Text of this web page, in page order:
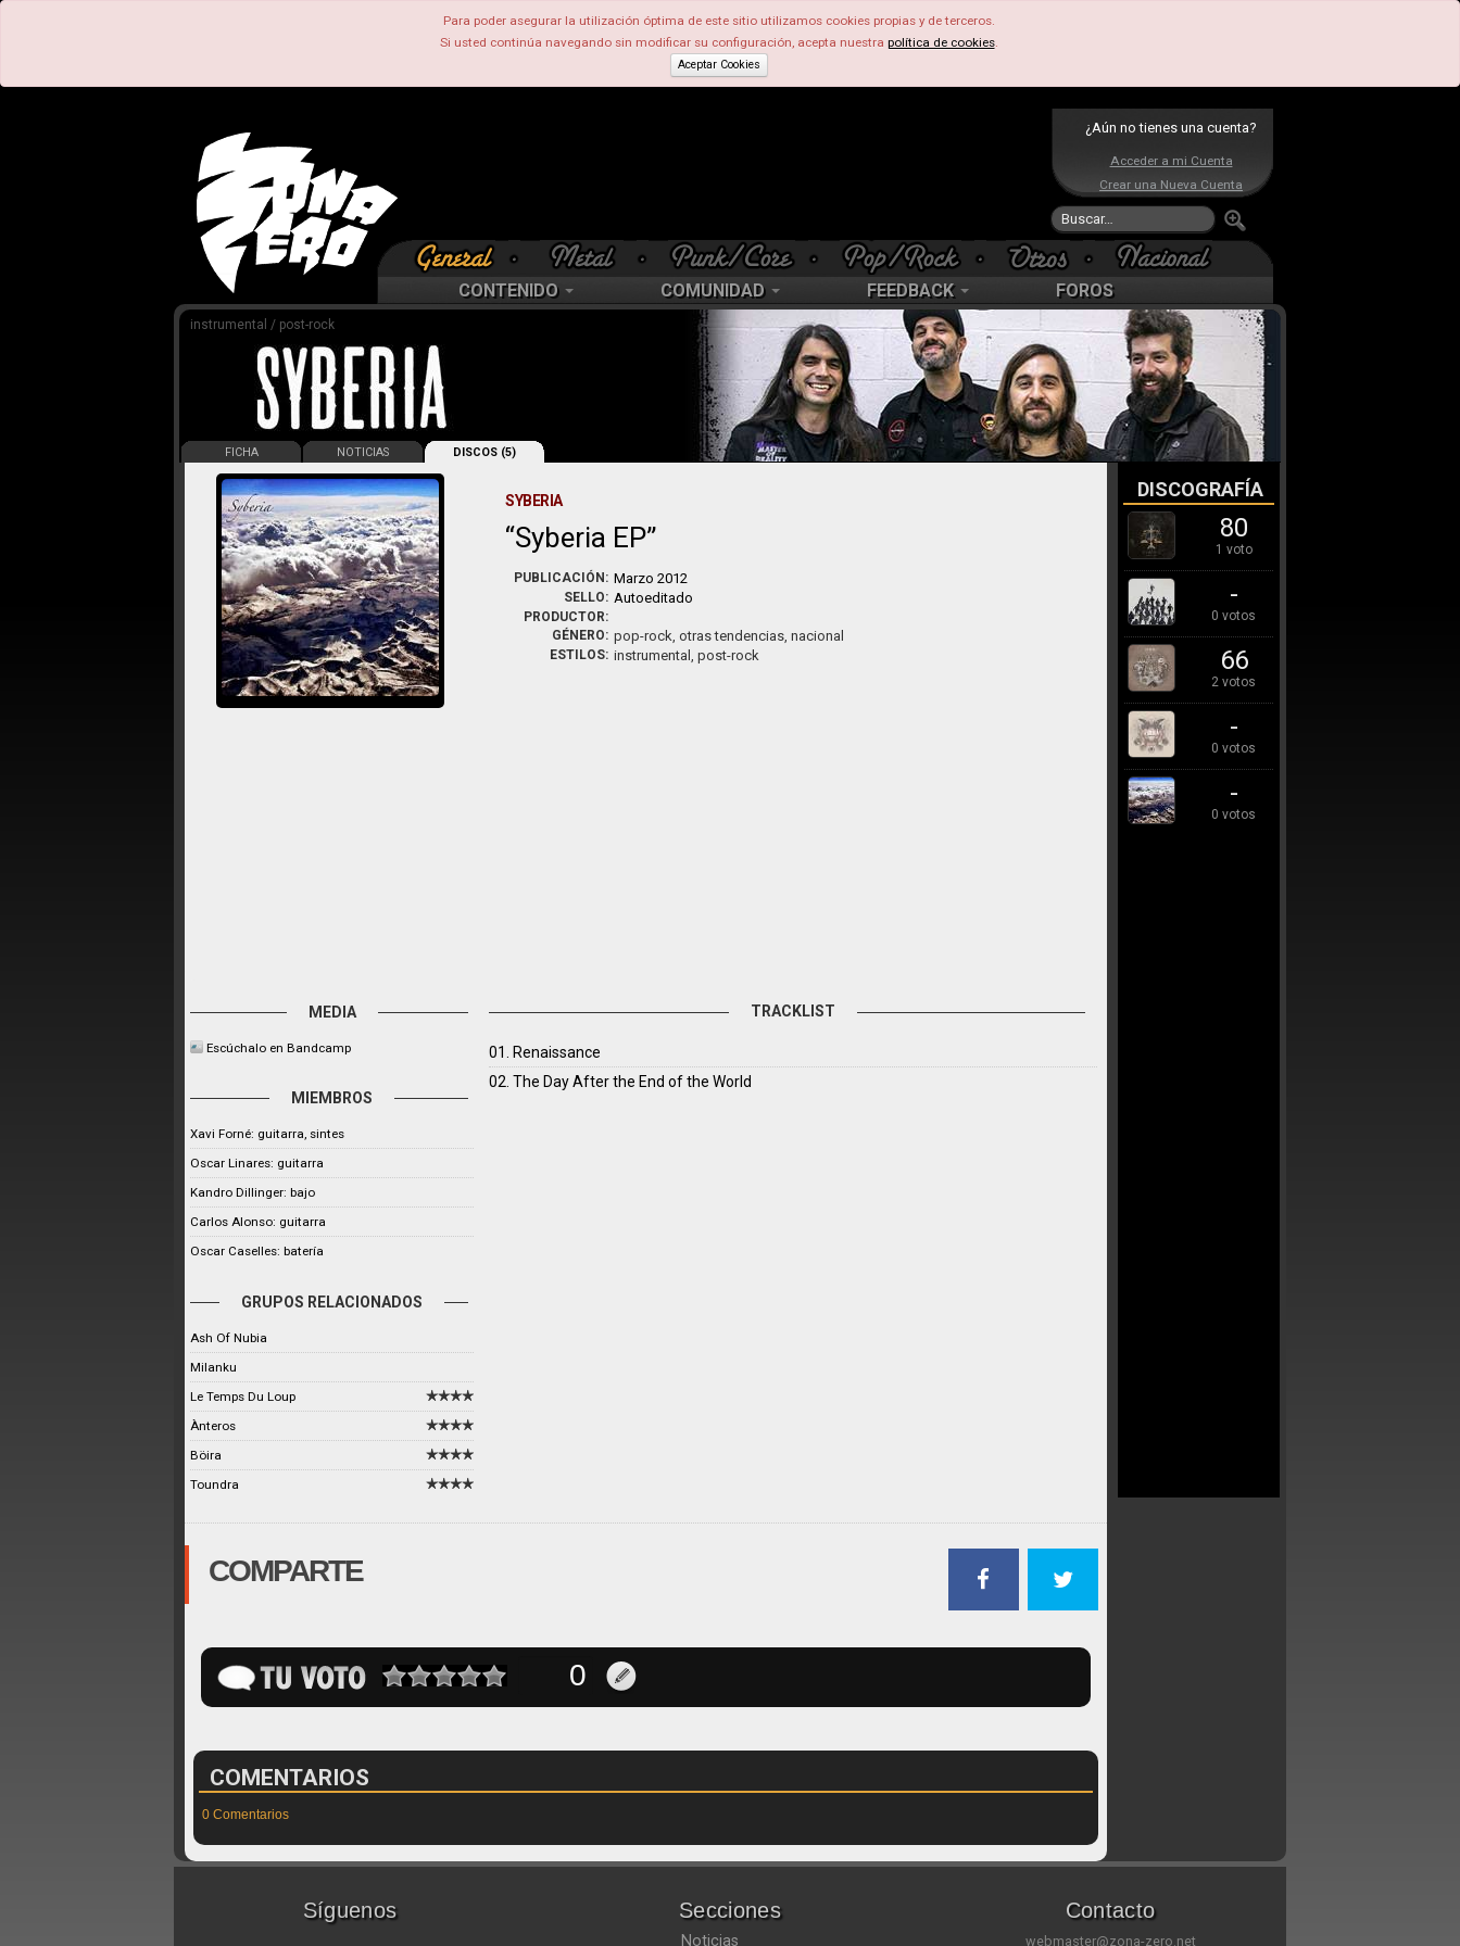
Para poder asegurar la utilización óptima de este sitio utilizamos cookies propias y de terceros.
Si usted continúa navegando sin modificar su configuración, acepta nuestra política de cookies.
Aceptar Cookies
¿Aún no tienes una cuenta?
Acceder a mi Cuenta
Crear una Nueva Cuenta
CONTENIDO COMUNIDAD FEEDBACK FOROS
instrumental / post-rock
FICHA NOTICIAS DISCOS (5)
SYBERIA
Syberia EP
PUBLICACIÓN: Marzo 2012
SELLO: Autoeditado
PRODUCTOR:
GÉNERO: pop-rock, otras tendencias, nacional
ESTILOS: instrumental, post-rock
MEDIA
Escúchalo en Bandcamp
MIEMBROS
Xavi Forné: guitarra, sintes
Oscar Linares: guitarra
Kandro Dillinger: bajo
Carlos Alonso: guitarra
Oscar Caselles: batería
GRUPOS RELACIONADOS
Ash Of Nubia
Milanku
Le Temps Du Loup
Ànteros
Böira
Toundra
TRACKLIST
01. Renaissance
02. The Day After the End of the World
COMPARTE
COMENTARIOS
0 Comentarios
DISCOGRAFÍA
80
1 voto
-
0 votos
66
2 votos
-
0 votos
-
0 votos
Síguenos Secciones
Noticias
Contacto
webmaster@zona-zero.net